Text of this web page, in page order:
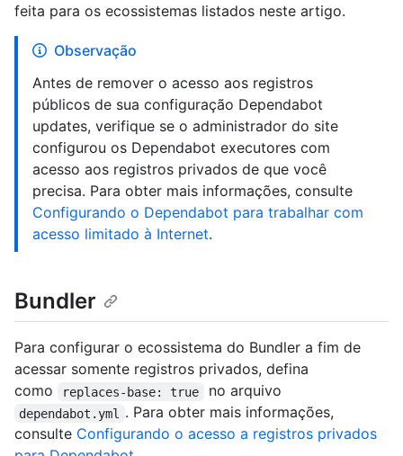
feita para os ecossistemas listados neste artigo.
Observação
Antes de remover o acesso aos registros
públicos de sua configuração Dependabot
updates, verifique se o administrador do site
configurou os Dependabot executores com
acesso aos registros privados de que você
precisa. Para obter mais informações, consulte
Configurando o Dependabot para trabalhar com
acesso limitado à Internet.
Bundler
Para configurar o ecossistema do Bundler a fim de
acessar somente registros privados, defina
como
replaces-base: true no arquivo
dependabot.yml
. Para obter mais informações,
consulte Configurando o acesso a registros privados